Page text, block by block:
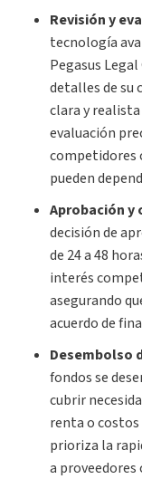
Revisión y
tecnología
Pegasus
detalles de su
clara y
evaluación
competidores
pueden
Aprobación y
decisión de
de 24 a 48
interés
asegurando
acuerdo de
Desembolso
fondos se
cubrir
renta o costos
prioriza la
a proveedores